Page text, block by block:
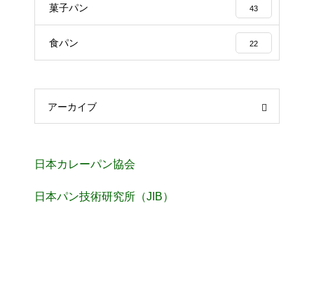
菓子パン 43
食パン 22
アーカイブ
日本カレーパン協会
日本パン技術研究所（JIB）